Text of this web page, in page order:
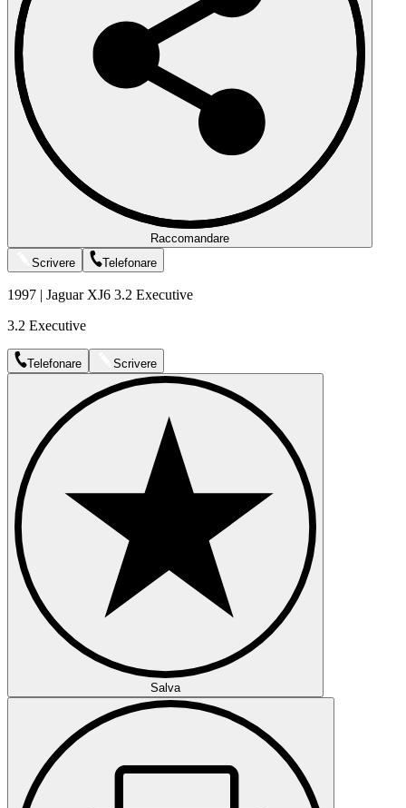
Raccomandare
Scrivere
Telefonare
1997 | Jaguar XJ6 3.2 Executive
3.2 Executive
Telefonare Scrivere
Salva